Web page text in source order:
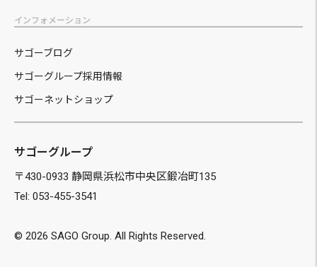
インフォメーション
サゴーブログ
サゴーグループ採用情報
サゴーネットショップ
サゴーグループ
〒430-0933 静岡県浜松市中央区鍛冶町135
Tel: 053-455-3541
© 2026 SAGO Group. All Rights Reserved.